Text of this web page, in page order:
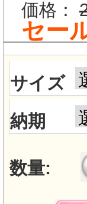
価格：
セー
サイズ
納期
数量: